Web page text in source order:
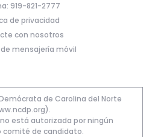
919-821-2777
de privacidad
con nosotros
mensajería móvil
de Carolina del Norte
está autorizada por ningún
comité de candidato.